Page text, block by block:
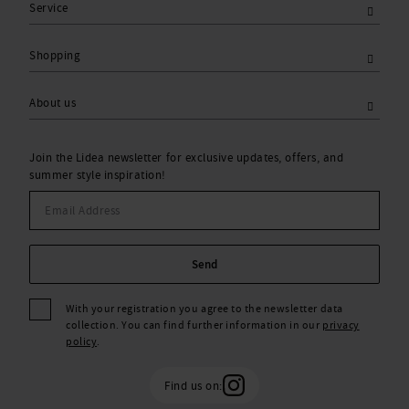
Service
Shopping
About us
Join the Lidea newsletter for exclusive updates, offers, and
summer style inspiration!
Send
With your registration you agree to the newsletter data
collection. You can find further information in our privacy
policy.
Find us on: